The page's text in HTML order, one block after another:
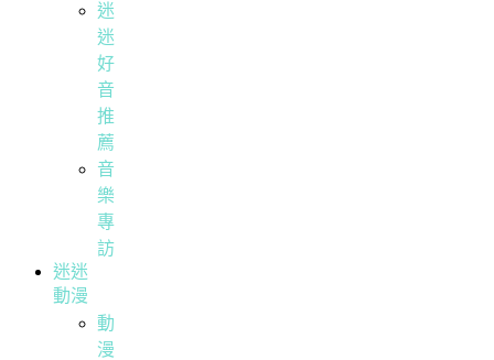
迷
迷
好
音
推
薦
音
樂
專
訪
迷迷
動漫
動
漫